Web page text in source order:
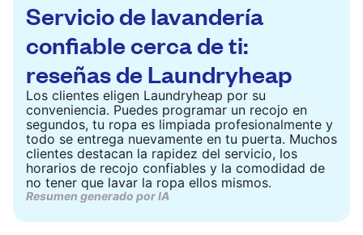
Servicio de lavandería
confiable cerca de ti:
reseñas de Laundryheap
Los clientes eligen Laundryheap por su
conveniencia. Puedes programar un recojo en
segundos, tu ropa es limpiada profesionalmente y
todo se entrega nuevamente en tu puerta. Muchos
clientes destacan la rapidez del servicio, los
horarios de recojo confiables y la comodidad de
no tener que lavar la ropa ellos mismos.
Resumen generado por IA